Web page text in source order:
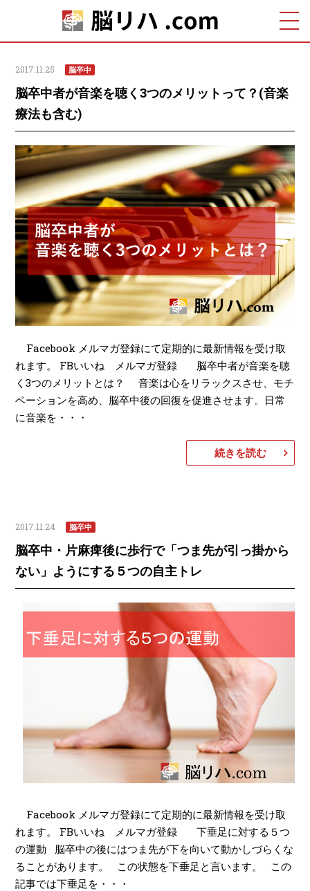
2017.11.25 脳卒中
脳卒中者が音楽を聴く3つのメリットって？(音楽
療法も含む)
Facebook メルマガ登録にて定期的に最新情報を受け取
れます。 FBいいね メルマガ登録 脳卒中者が音楽を聴
く3つのメリットとは？ 音楽は心をリラックスさせ、モチ
ベーションを高め、脳卒中後の回復を促進させます。日常
に音楽を・・・
続きを読む
2017.11.24 脳卒中
脳卒中・片麻痺後に歩行で「つま先が引っ掛から
ない」ようにする５つの自主トレ
Facebook メルマガ登録にて定期的に最新情報を受け取
れます。 FBいいね メルマガ登録 下垂足に対する５つ
の運動 脳卒中の後にはつま先が下を向いて動かしづらくな
ることがあります。 この状態を下垂足と言います。 この
記事では下垂足を・・・